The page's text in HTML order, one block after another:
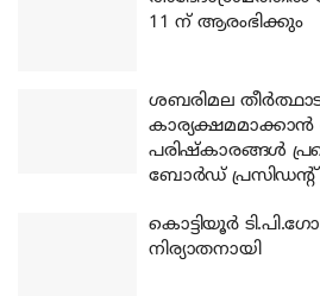
11 ന് ആരംഭിക്കും
ശബരിമല
പരിഷ്‌കാരങ്ങള്‍
ബോര്‍ഡ്
കൊട്ടിയൂര്‍
നിര്യാതനായി